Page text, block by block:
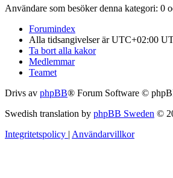
Användare som besöker denna kategori: 0
Forumindex
Alla tidsangivelser är UTC+02:00
Ta bort alla kakor
Medlemmar
Teamet
Drivs av phpBB® Forum Software ©
Swedish translation by phpBB Sweden ©
Integritetspolicy | Användarvillkor